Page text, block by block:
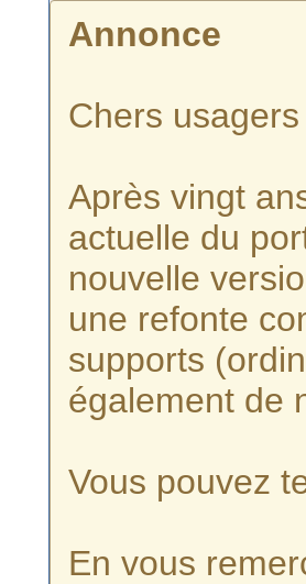
Annonce
Chers
Après vingt
actuelle du
nouvelle
une refonte
supports
également de
Vous pouvez
En vous